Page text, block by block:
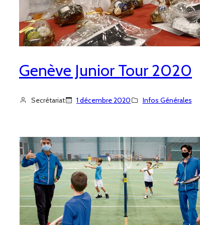
Genève Junior Tour 2020
Secrétariat 1 décembre 2020 Infos Générales